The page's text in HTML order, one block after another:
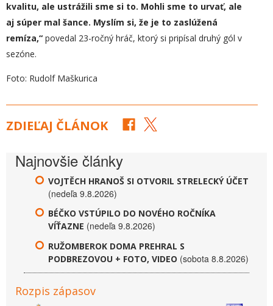
kvalitu, ale ustrážili sme si to. Mohli sme to urvať, ale
aj súper mal šance. Myslím si, že je to zaslúžená
remíza,“ povedal 23-ročný hráč, ktorý si pripísal druhý gól v
sezóne.
Foto: Rudolf Maškurica
ZDIEĽAJ ČLÁNOK
Najnovšie články
VOJTĚCH HRANOŠ SI OTVORIL STRELECKÝ ÚČET
(nedeľa 9.8.2026)
BÉČKO VSTÚPILO DO NOVÉHO ROČNÍKA
VÍŤAZNE (nedeľa 9.8.2026)
RUŽOMBEROK DOMA PREHRAL S
PODBREZOVOU + FOTO, VIDEO (sobota 8.8.2026)
Rozpis zápasov